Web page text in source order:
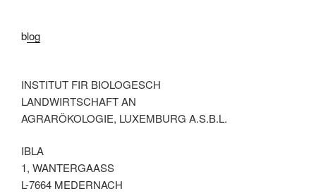
blog
INSTITUT FIR BIOLOGESCH
LANDWIRTSCHAFT AN
AGRARÖKOLOGIE, LUXEMBURG A.S.B.L.
IBLA
1, WANTERGAASS
L-7664 MEDERNACH